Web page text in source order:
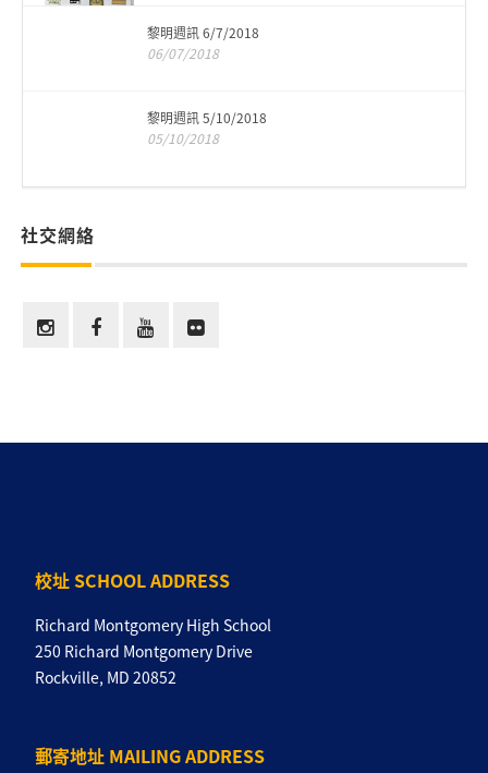
黎明週訊 6/7/2018
06/07/2018
黎明週訊 5/10/2018
05/10/2018
社交網絡
校址 SCHOOL ADDRESS
Richard Montgomery High School
250 Richard Montgomery Drive
Rockville, MD 20852
郵寄地址 MAILING ADDRESS